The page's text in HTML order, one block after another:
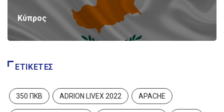
Κύπρος
ΕΤΙΚΈΤΕΣ
350 ΠΚΒ ADRION LIVEX 2022 APACHE